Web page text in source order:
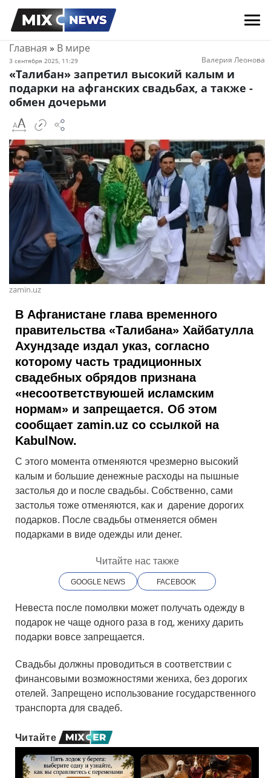
Главная » В мире
3 сентября 2025, 11:29 Валерия Леонова
«Талибан» запретил высокий калым и
подарки на афганских свадьбах, а также -
обмен дочерьми
zamin.uz
В Афганистане глава временного
правительства «Талибана» Хайбатулла
Ахундзаде издал указ, согласно
которому часть традиционных
свадебных обрядов признана
«несоответствуюшей исламским
нормам» и запрещается. Об этом
сообщает zamin.uz со ссылкой на
KabulNow.
С этого момента отменяются чрезмерно высокий
калым и большие денежные расходы на пышные
застолья до и после свадьбы. Собственно, сами
застолья тоже отменяются, как и дарение дорогих
подарков. После свадьбы отменяется обмен
подарками в виде одежды или денег.
Читайте нас также
GOOGLE NEWS FACEBOOK
Невеста после помолвки может получать одежду в
подарок не чаще одного раза в год, жениху дарить
подарки вовсе запрещается.
Свадьбы должны проводиться в соответствии с
финансовыми возможностями жениха, без дорогих
отелей. Запрещено использование государственного
транспорта для свадеб.
Читайте